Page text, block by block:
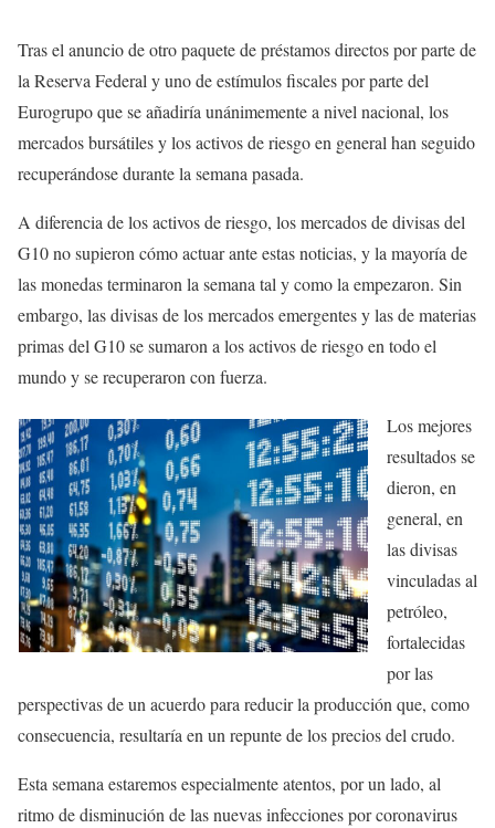
Tras el anuncio de otro paquete de préstamos directos por parte de
la Reserva Federal y uno de estímulos fiscales por parte del
Eurogrupo que se añadiría unánimemente a nivel nacional, los
mercados bursátiles y los activos de riesgo en general han seguido
recuperándose durante la semana pasada.
A diferencia de los activos de riesgo, los mercados de divisas del
G10 no supieron cómo actuar ante estas noticias, y la mayoría de
las monedas terminaron la semana tal y como la empezaron. Sin
embargo, las divisas de los mercados emergentes y las de materias
primas del G10 se sumaron a los activos de riesgo en todo el
mundo y se recuperaron con fuerza.
Los mejores
resultados se
dieron, en
general, en
las divisas
vinculadas al
petróleo,
fortalecidas
por las
perspectivas de un acuerdo para reducir la producción que, como
consecuencia, resultaría en un repunte de los precios del crudo.
Esta semana estaremos especialmente atentos, por un lado, al
ritmo de disminución de las nuevas infecciones por coronavirus